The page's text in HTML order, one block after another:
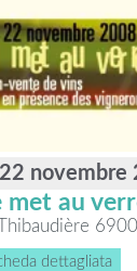
novembre
met au
dettagliata